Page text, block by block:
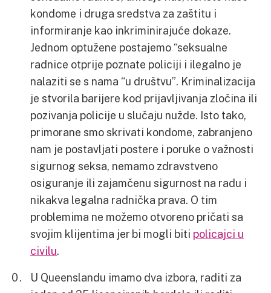
kondome i druga sredstva za zaštitu i
informiranje kao inkriminirajuće dokaze.
Jednom optužene postajemo “seksualne
radnice otprije poznate policiji i ilegalno je
nalaziti se s nama “u društvu”. Kriminalizacija
je stvorila barijere kod prijavljivanja zločina ili
pozivanja policije u slučaju nužde. Isto tako,
primorane smo skrivati kondome, zabranjeno
nam je postavljati postere i poruke o važnosti
sigurnog seksa, nemamo zdravstveno
osiguranje ili zajamčenu sigurnost na radu i
nikakva legalna radnička prava. O tim
problemima ne možemo otvoreno pričati sa
svojim klijentima jer bi mogli biti policajci u
civilu.
U Queenslandu imamo dva izbora, raditi za